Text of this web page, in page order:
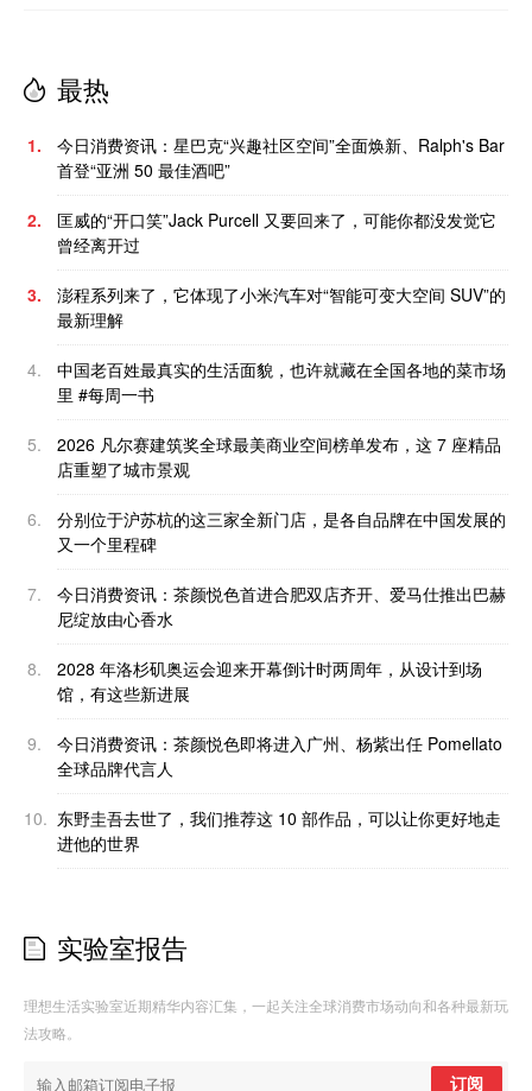
最热
1.
今日消费资讯：星巴克“兴趣社区空间”全面焕新、Ralph's Bar
首登“亚洲 50 最佳酒吧”
2.
匡威的“开口笑”Jack Purcell 又要回来了，可能你都没发觉它
曾经离开过
3.
澎程系列来了，它体现了小米汽车对“智能可变大空间 SUV”的
最新理解
4.
中国老百姓最真实的生活面貌，也许就藏在全国各地的菜市场
里 #每周一书
5.
2026 凡尔赛建筑奖全球最美商业空间榜单发布，这 7 座精品
店重塑了城市景观
6.
分别位于沪苏杭的这三家全新门店，是各自品牌在中国发展的
又一个里程碑
7.
今日消费资讯：茶颜悦色首进合肥双店齐开、爱马仕推出巴赫
尼绽放由心香水
8.
2028 年洛杉矶奥运会迎来开幕倒计时两周年，从设计到场
馆，有这些新进展
9.
今日消费资讯：茶颜悦色即将进入广州、杨紫出任 Pomellato
全球品牌代言人
10. 东野圭吾去世了，我们推荐这 10 部作品，可以让你更好地走
进他的世界
实验室报告
理想生活实验室近期精华内容汇集，一起关注全球消费市场动向和各种最新玩
法攻略。